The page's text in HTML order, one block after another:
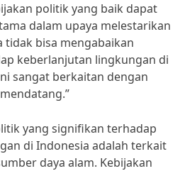
politik yang baik dapat
dalam upaya melestarikan
bisa mengabaikan
keberlanjutan lingkungan di
sangat berkaitan dengan
yang signifikan terhadap
di Indonesia adalah terkait
daya alam. Kebijakan